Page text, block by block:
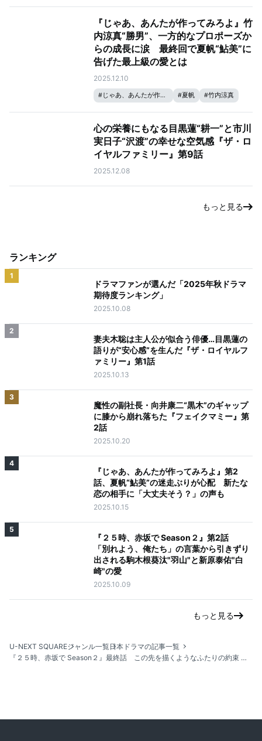
『じゃあ、あんたが作ってみろよ』竹
内涼真“勝男”、一方的なプロポーズか
らの成長に涙 最終回で夏帆“鮎美”に
告げた最上級の愛とは
2025.12.10
#じゃあ、あんたが作ってみろよ #夏帆 #竹内涼真
心の栄養にもなる目黒蓮“耕一”と市川
実日子“沢渡”の幸せな空気感『ザ・ロ
イヤルファミリー』第9話
2025.12.08
もっと見る
ランキング
1
ドラマファンが選んだ「2025年秋ドラマ
期待度ランキング」
2025.10.08
2
妻夫木聡は主人公が似合う俳優…目黒蓮の
語りが“安心感”を生んだ『ザ・ロイヤルフ
ァミリー』第1話
2025.10.13
3
魔性の副社長・向井康二“黒木”のギャップ
に膝から崩れ落ちた『フェイクマミー』第
2話
2025.10.20
4
『じゃあ、あんたが作ってみろよ』第2
話、夏帆“鮎美”の迷走ぶりが心配 新たな
恋の相手に「大丈夫そう？」の声も
2025.10.15
5
『２５時、赤坂で Season２』第2話
「別れよう、俺たち」の言葉から引きずり
出される駒木根葵汰"羽山"と新原泰佑"白
崎"の愛
2025.10.09
もっと見る
U-NEXT SQUAREジャンル一覧日本ドラマの記事一覧
『２５時、赤坂で Season２』最終話 この先を描くようなふたりの約束 「また一緒にお芝居がしたい」